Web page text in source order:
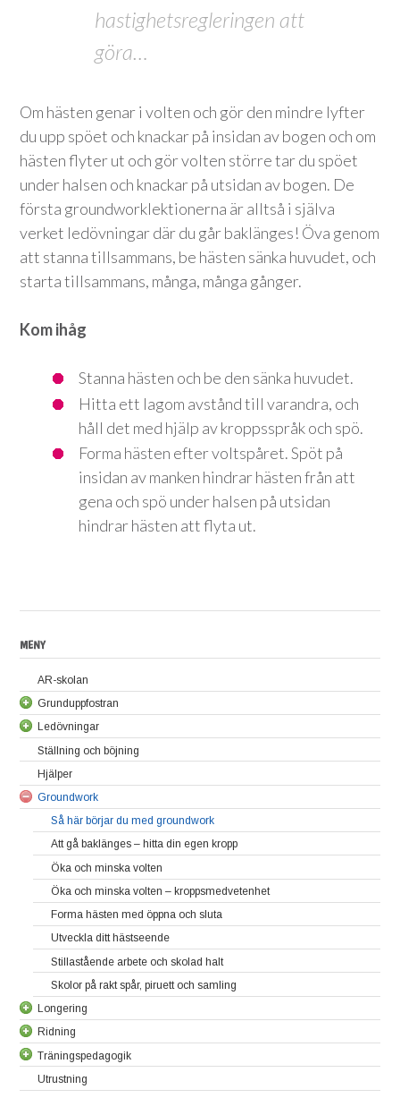
hastighetsregleringen att
göra…
Om hästen genar i volten och gör den mindre lyfter
du upp spöet och knackar på insidan av bogen och om
hästen flyter ut och gör volten större tar du spöet
under halsen och knackar på utsidan av bogen. De
första groundworklektionerna är alltså i själva
verket ledövningar där du går baklänges! Öva genom
att stanna tillsammans, be hästen sänka huvudet, och
starta tillsammans, många, många gånger.
Kom ihåg
Stanna hästen och be den sänka huvudet.
Hitta ett lagom avstånd till varandra, och
håll det med hjälp av kroppsspråk och spö.
Forma hästen efter voltspåret. Spöt på
insidan av manken hindrar hästen från att
gena och spö under halsen på utsidan
hindrar hästen att flyta ut.
MENY
AR-skolan
Grunduppfostran
Lär hästen att stå stilla utan att vara uppbunden
Placera hästens ben
Ledövningar
Grundläggande ledövningar
Fortsatta ledövningar
Ställning och böjning
Hjälper
Groundwork
Så här börjar du med groundwork
Att gå baklänges – hitta din egen kropp
Öka och minska volten
Öka och minska volten – kroppsmedvetenhet
Forma hästen med öppna och sluta
Utveckla ditt hästseende
Stillastående arbete och skolad halt
Skolor på rakt spår, piruett och samling
Longering
Varvbyte i longering
Travlongering
Galopplongering
Ridning
Sitt ner på insidan
Att rida öppna
Träningspedagogik
Bli en ja-sägare
Utrustning